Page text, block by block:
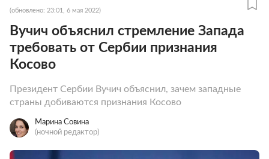
(обновлено: 23:01, 6 мая 2022)
Вучич объяснил стремление Запада
требовать от Сербии признания
Косово
Президент Сербии Вучич объяснил, зачем западные
страны добиваются признания Косово
Марина Совина
(ночной редактор)